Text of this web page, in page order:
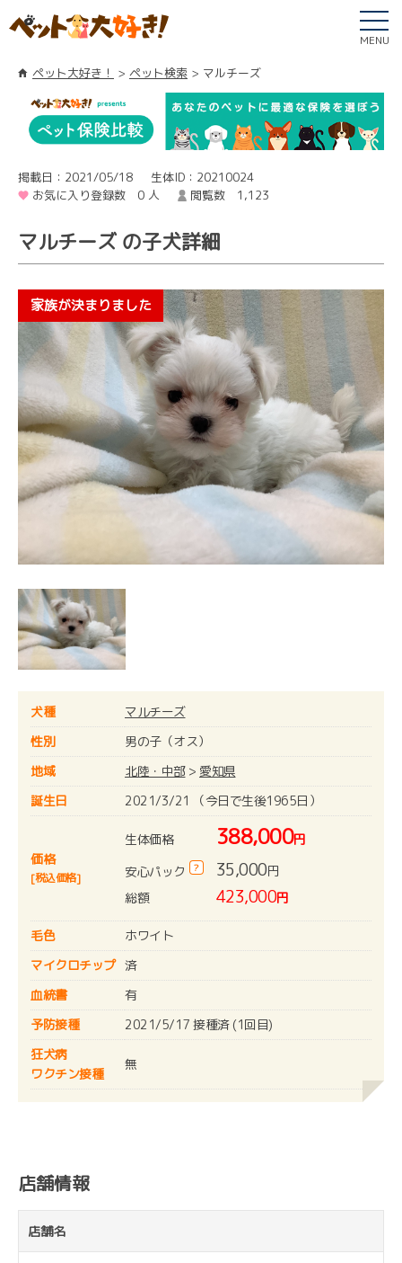
MENU
ペット大好き！ ペット検索 マルチーズ
掲載日：2021/05/18
生体ID：20210024
お気に入り登録数 0 人
閲覧数 1,123
マルチーズ の子犬詳細
犬種
マルチーズ
性別
男の子（オス）
地域
北陸・中部> 愛知県
誕生日
2021/3/21 （今日で生後1965日）
価格
[税込価格]
生体価格 388,000円
安心パック
? 35,000円
総額
423,000円
毛色
ホワイト
マイクロチップ 済
血統書
有
予防接種
2021/5/17 接種済 (1回目)
狂犬病
ワクチン接種
無
店舗情報
店舗名